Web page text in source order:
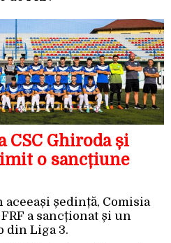
CSC Ghiroda și
o sancțiune
aceeași ședință, Comisia
a sancționat și un
din Liga 3.